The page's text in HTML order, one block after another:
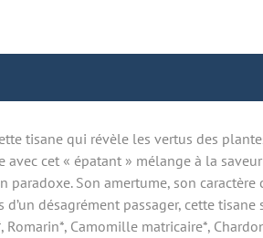
tisane qui révèle les vertus des
avec cet « épatant » mélange à la
paradoxe. Son amertume, son
désagrément passager, cette
Camomille matricaire*,